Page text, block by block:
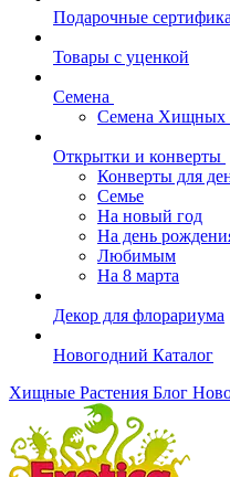
Подарочные
Товары с уценкой
Семена
Семена Хищных
Открытки и конверты
Конверты для
Семье
На новый год
На день
Любимым
На 8 марта
Декор для флорариума
Новогодний Каталог
Хищные Растения Блог